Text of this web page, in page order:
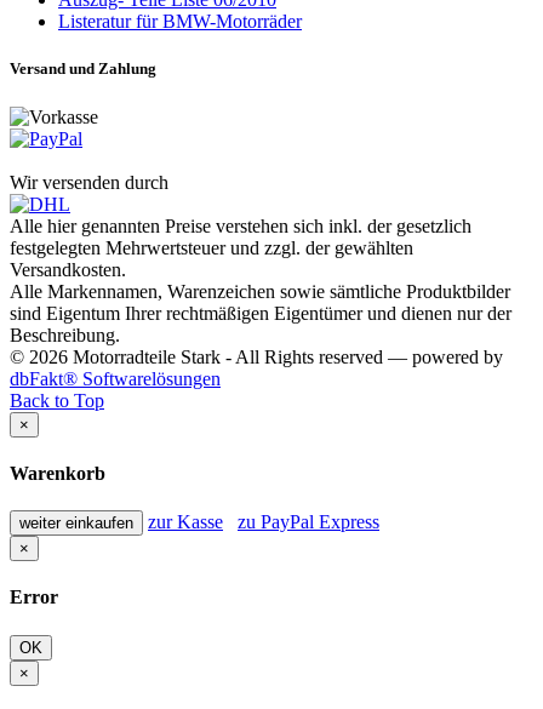
Listeratur für BMW-Motorräder
Versand und Zahlung
Wir versenden durch
Alle hier genannten Preise verstehen sich inkl. der gesetzlich
festgelegten Mehrwertsteuer und zzgl. der gewählten
Versandkosten.
Alle Markennamen, Warenzeichen sowie sämtliche Produktbilder
sind Eigentum Ihrer rechtmäßigen Eigentümer und dienen nur der
Beschreibung.
© 2026 Motorradteile Stark - All Rights reserved — powered by
dbFakt® Softwarelösungen
Back to Top
×
Warenkorb
weiter einkaufen zur Kasse zu PayPal Express
×
Error
OK
×